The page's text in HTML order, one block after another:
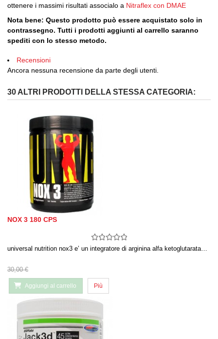
ottenere i massimi risultati associalo a Nitraflex con DMAE
Nota bene: Questo prodotto può essere acquistato solo in
contrassegno. Tutti i prodotti aggiunti al carrello saranno
spediti con lo stesso metodo.
Recensioni
Ancora nessuna recensione da parte degli utenti.
30 ALTRI PRODOTTI DELLA STESSA CATEGORIA:
NOX 3 180 CPS
universal nutrition nox3 e’ un integratore di arginina alfa ketoglutarata…
30,00 €
Aggiungi al carrello Più